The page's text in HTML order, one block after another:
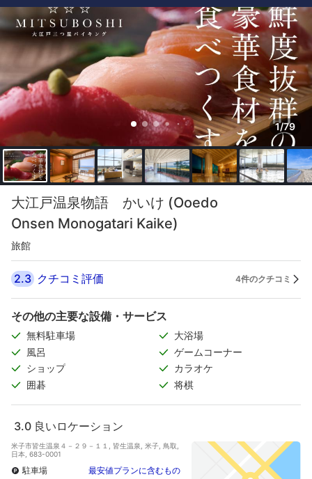
1/79
大江戸温泉物語 かいけ (Ooedo
Onsen Monogatari Kaike)
旅館
2.3 クチコミ評価 4件のクチコミ
その他の主要な設備・サービス
無料駐車場
大浴場
風呂
ゲームコーナー
ショップ
カラオケ
囲碁
将棋
3.0 良いロケーション
米子市皆生温泉４－２９－１１, 皆生温泉, 米子, 鳥取,
日本, 683-0001
駐車場
最安値プランに含むもの